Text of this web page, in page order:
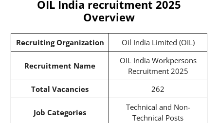
OIL India recruitment 2025
Overview
Recruiting Organization Oil India Limited (OIL)
Recruitment Name
OIL India Workpersons
Recruitment 2025
Total Vacancies
262
Job Categories
Technical and Non-
Technical Posts